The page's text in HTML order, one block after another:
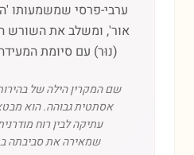
ערבי-פרסי שמשמעותו
אור', ומשלב את השורש
(נוּר) עם סיומת
שם המקרין הילה של
אסתטית גבוהה. הוא
עתיקה לבין רוח
שמאירה את סביבתה